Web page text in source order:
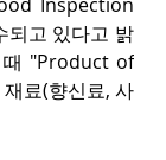
되고 있다고 밝
때 "Product of
료(향신료, 사